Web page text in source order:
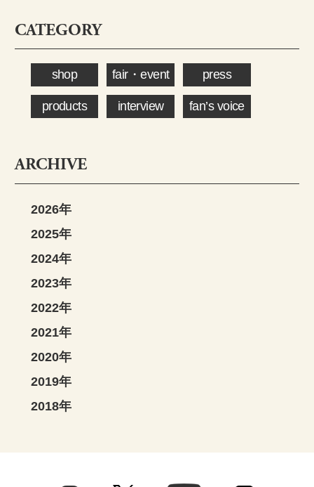
CATEGORY
shop fair・event press
products interview fan’s voice
ARCHIVE
2026年
2025年
2024年
2023年
2022年
2021年
2020年
2019年
2018年